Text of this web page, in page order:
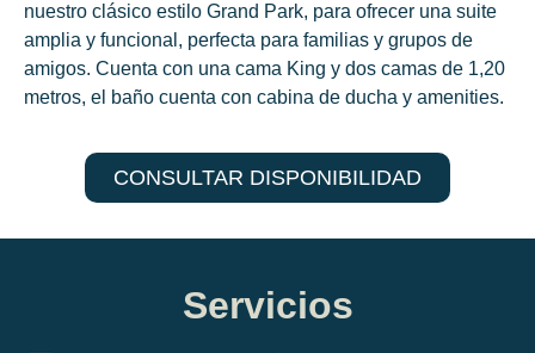
nuestro clásico estilo Grand Park, para ofrecer una suite
amplia y funcional, perfecta para familias y grupos de
amigos. Cuenta con una cama King y dos camas de 1,20
metros, el baño cuenta con cabina de ducha y amenities.
CONSULTAR DISPONIBILIDAD
Servicios